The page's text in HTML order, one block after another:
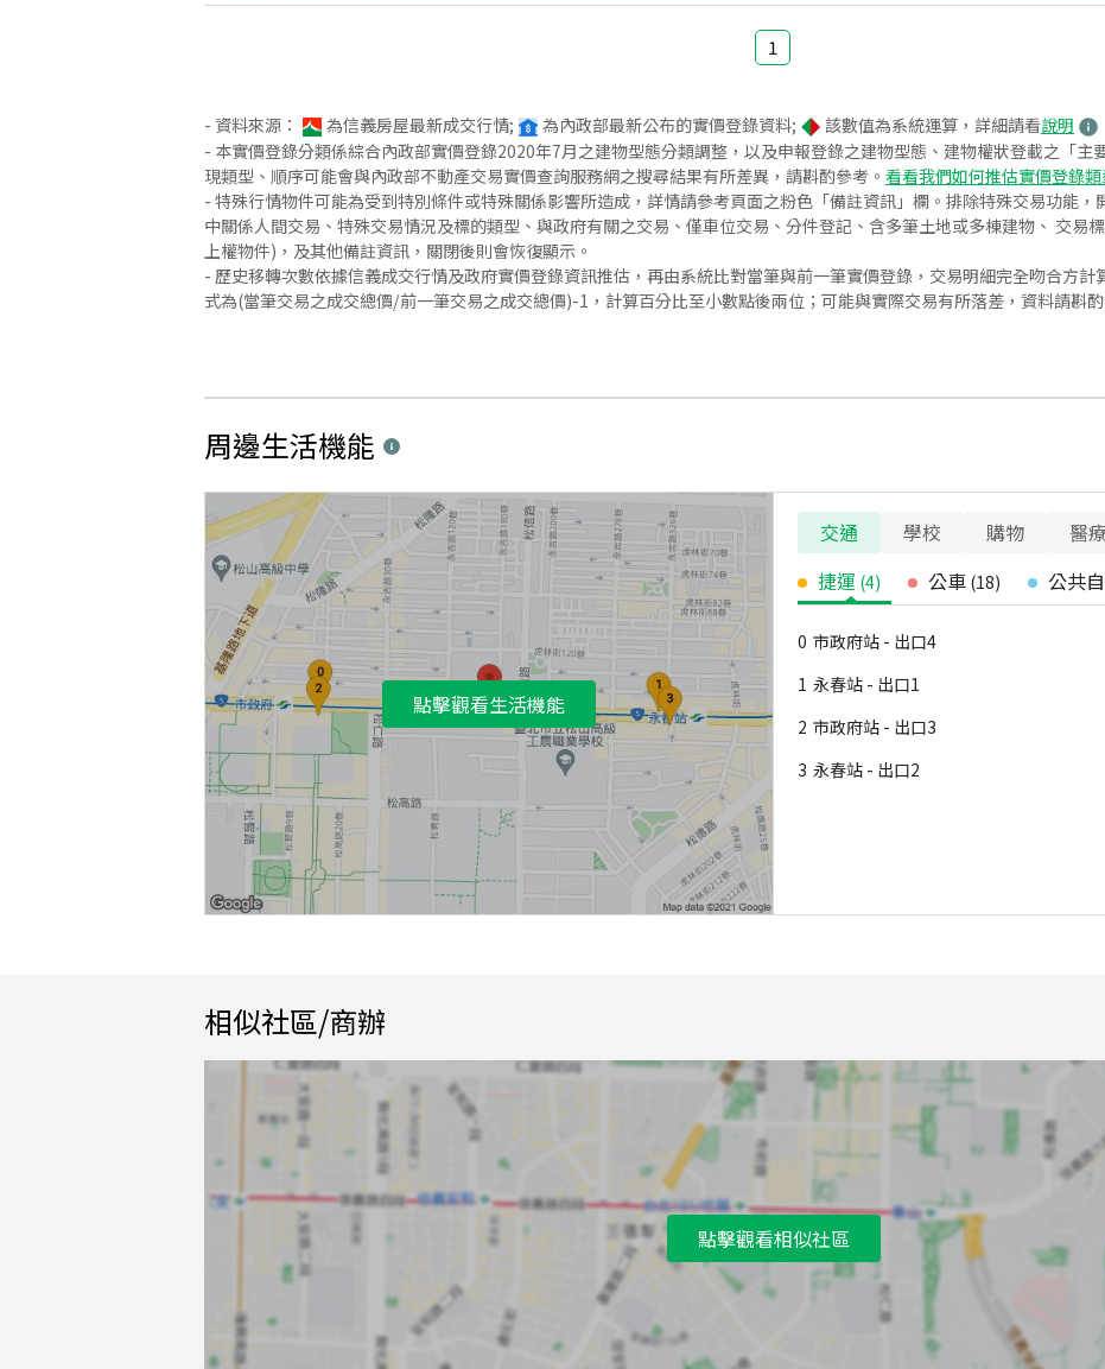
1
- 資料來源： 為信義房屋最新成交行情; 為內政部最新公布的實價登錄資料; 該數值為系統運算，詳細請看說明
- 本實價登錄分類係綜合內政部實價登錄2020年7月之建物型態分類調整，以及申報登錄之建物型態、建物權狀登載之「主
現類型、順序可能會與內政部不動產交易實價查詢服務網之搜尋結果有所差異，請斟酌參考。 看看我們如何推估實價登錄
- 特殊行情物件可能為受到特別條件或特殊關係影響所造成，詳情請參考頁面之粉色「備註資訊」欄。排除特殊交易功能
中關係人間交易、特殊交易情況及標的類型、與政府有關之交易、僅車位交易、分件登記、含多筆土地或多棟建物、 交易
上權物件)，及其他備註資訊，關閉後則會恢復顯示。
- 歷史移轉次數依據信義成交行情及政府實價登錄資訊推估，再由系統比對當筆與前一筆實價登錄，交易明細完全吻合方
式為(當筆交易之成交總價/前一筆交易之成交總價)-1，計算百分比至小數點後兩位；可能與實際交易有所落差，資料請斟酌
周邊生活機能
點擊觀看生活機能
交通 學校 購物 醫
捷運 (4) 公車 (18) 公共
0 市政府站 - 出口4
1 永春站 - 出口1
2 市政府站 - 出口3
3 永春站 - 出口2
相似社區/商辦
點擊觀看相似社區